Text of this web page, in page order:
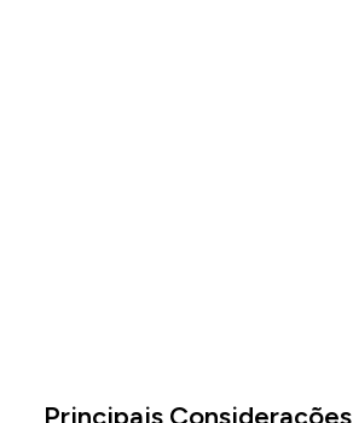
Principais Considerações